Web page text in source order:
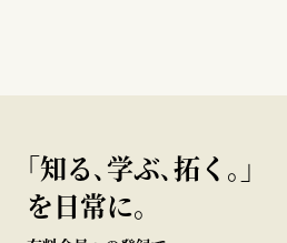
｢知る､学ぶ､拓く｡｣
を日常に。